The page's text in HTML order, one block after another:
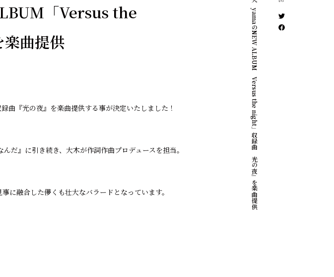
「Versus the
曲提供
『光の夜』を楽曲提供する事が決定いたしました！
だ』に引き続き、大木が作詞作曲プロデュースを担当。
に融合した儚くも壮大なバラードとなっています。 大木伸夫がyamaのNEW ALBUM「Versus the night」収録曲『光の夜』を楽曲提供